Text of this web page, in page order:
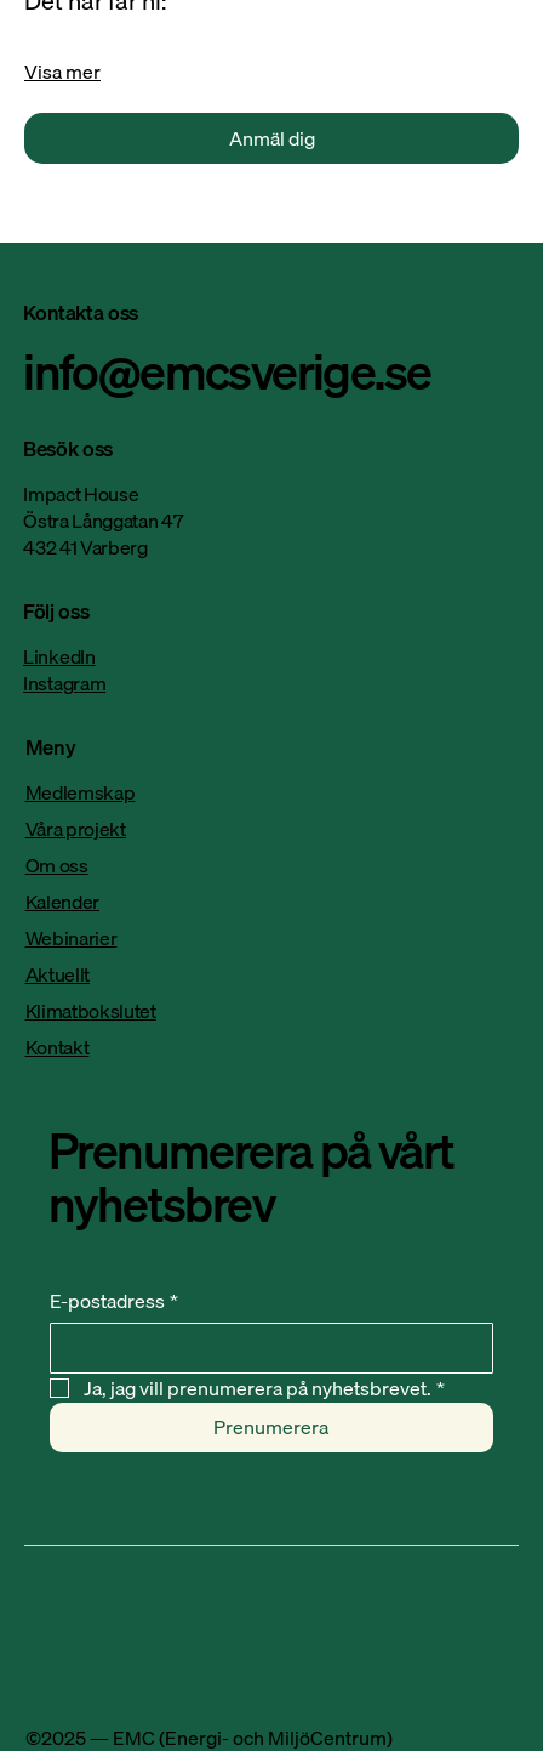
Visa mer
Anmäl dig
Prenumerera på vårt
nyhetsbrev
E-postadress*
Ja, jag vill prenumerera på nyhetsbrevet.*
Prenumerera
Besök oss
Impact House
Östra Långgatan 47
432 41 Varberg
Meny
Medlemskap
Våra projekt
Om oss
Kalender
Webinarier
Aktuellt
Klimatbokslutet
Kontakt
Följ oss
LinkedIn
Instagram
Kontakta oss
info@emcsverige.se
©2025 — EMC (Energi- och MiljöCentrum)